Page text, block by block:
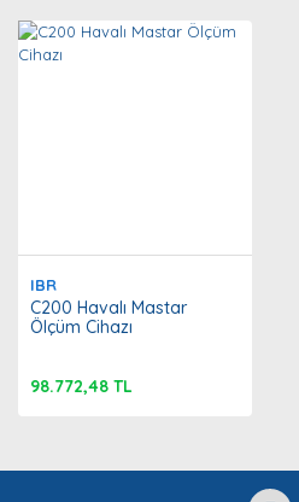
IBR
C200 Havalı Mastar
Ölçüm Cihazı
98.772,48 TL